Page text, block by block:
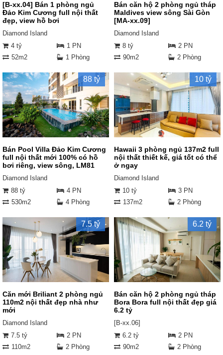
[B-xx.04] Bán 1 phòng ngủ
Đảo Kim Cương full nội thất
đẹp, view hồ bơi
Diamond Island
4 tỷ
1 PN
52m2
1 Phòng
Bán căn hộ 2 phòng ngủ tháp
Maldives view sông Sài Gòn
[MA-xx.09]
Diamond Island
8 tỷ
2 PN
90m2
2 Phòng
88 tỷ
Bán Pool Villa Đảo Kim Cương
full nội thất mới 100% có hồ
bơi riêng, view sông, LM81
Diamond Island
88 tỷ
4 PN
530m2
4 Phòng
10 tỷ
Hawaii 3 phòng ngủ 137m2 full
nội thất thiết kế, giá tốt có thể
ở ngay
Diamond Island
10 tỷ
3 PN
137m2
2 Phòng
7.5 tỷ
Căn mới Briliant 2 phòng ngủ
110m2 nội thất đẹp nhà như
mới
Diamond Island
7.5 tỷ
2 PN
110m2
2 Phòng
6.2 tỷ
Bán căn hộ 2 phòng ngủ tháp
Bora Bora full nội thất đẹp giá
6.2 tỷ
[B-xx.06]
6.2 tỷ
2 PN
90m2
2 Phòng